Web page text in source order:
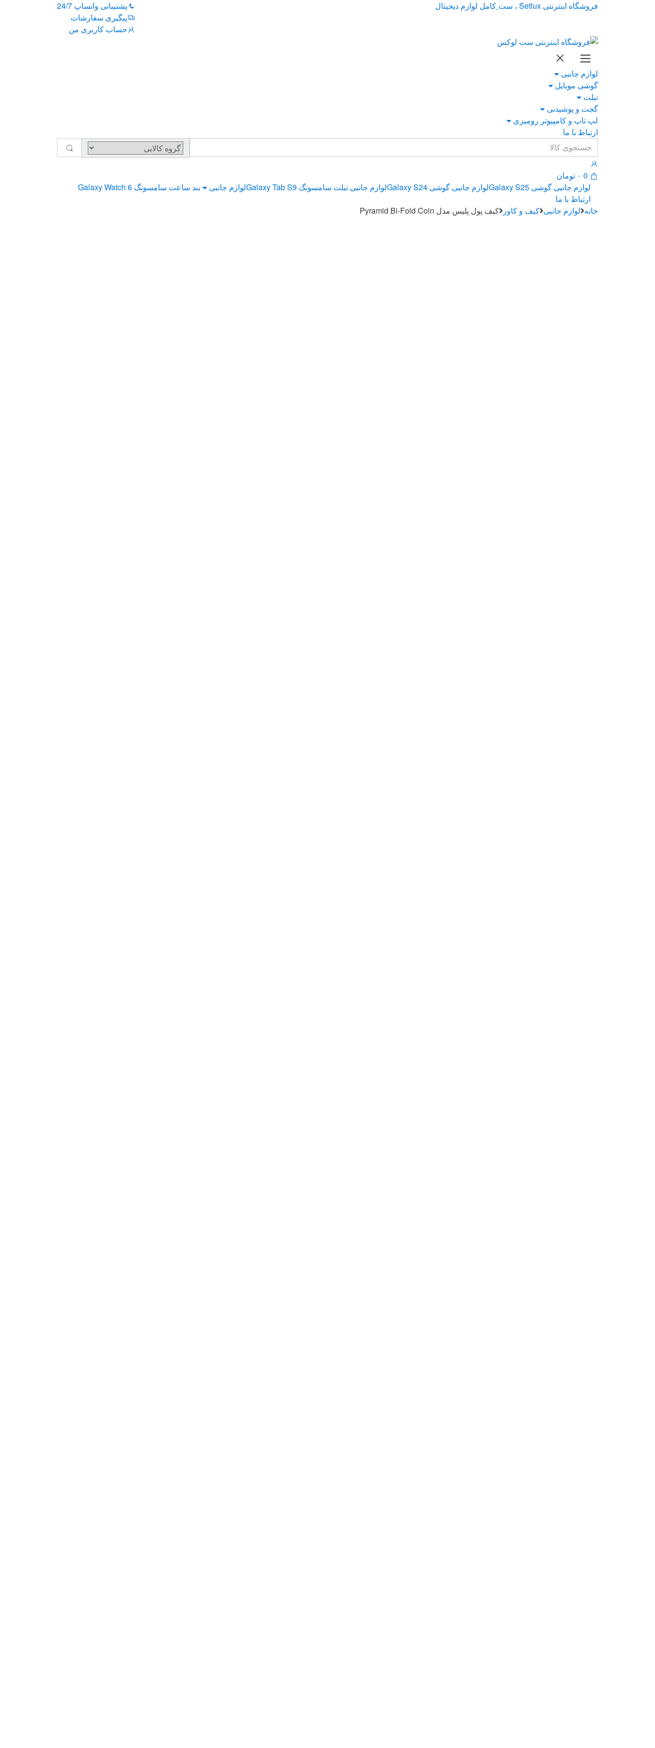
فروشگاه اینترنتی Setlux ، ست ِکامل لوازم دیجیتال
پشتیبانی واتساپ 24/7
پیگیری سفارشات
حساب کاربری من
لوازم جانبی
گوشی موبایل
تبلت
گجت و پوشیدنی
لپ تاپ و کامپیوتر رومیزی
ارتباط با ما
for:
0 ۰ تومان
لوازم جانبی گوشی Galaxy S25
لوازم جانبی گوشی Galaxy S24 لوازم جانبی تبلت سامسونگ Galaxy Tab S9 لوازم جانبی
بند ساعت سامسونگ Galaxy Watch 6
ارتباط با ما
خانه لوازم جانبی کیف و کاور کیف پول پلیس مدل Pyramid Bi-Fold Coin